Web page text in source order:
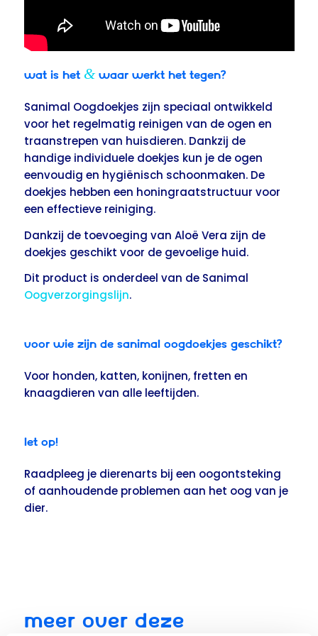
Wat is het &waar werkt het tegen?
Sanimal Oogdoekjes zijn speciaal ontwikkeld
voor het regelmatig reinigen van de ogen en
traanstrepen van huisdieren. Dankzij de
handige individuele doekjes kun je de ogen
eenvoudig en hygiënisch schoonmaken. De
doekjes hebben een honingraatstructuur voor
een effectieve reiniging.
Dankzij de toevoeging van Aloë Vera zijn de
doekjes geschikt voor de gevoelige huid.
Dit product is onderdeel van de Sanimal
Oogverzorgingslijn.
Voor wie zijn de Sanimal Oogdoekjes geschikt?
Voor honden, katten, konijnen, fretten en
knaagdieren van alle leeftijden.
Let op!
Raadpleeg je dierenarts bij een oogontsteking
of aanhoudende problemen aan het oog van je
dier.
MEER OVER DEZE